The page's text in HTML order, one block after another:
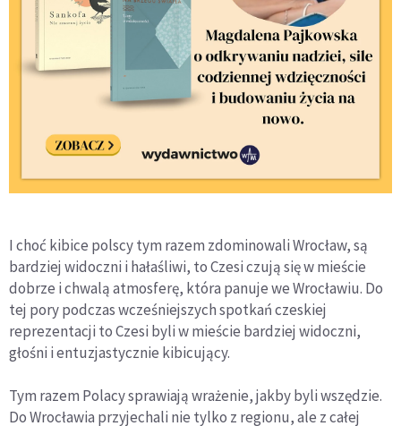
I choć kibice polscy tym razem zdominowali Wrocław, są
bardziej widoczni i hałaśliwi, to Czesi czują się w mieście
dobrze i chwalą atmosferę, która panuje we Wrocławiu. Do
tej pory podczas wcześniejszych spotkań czeskiej
reprezentacji to Czesi byli w mieście bardziej widoczni,
głośni i entuzjastycznie kibicujący.
Tym razem Polacy sprawiają wrażenie, jakby byli wszędzie.
Do Wrocławia przyjechali nie tylko z regionu, ale z całej